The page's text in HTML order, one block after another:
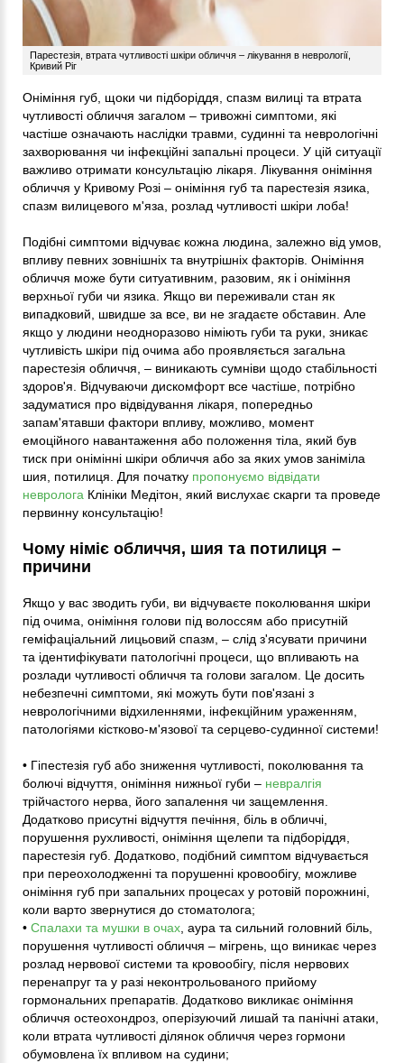
Парестезія, втрата чутливості шкіри обличчя – лікування в неврології,
Кривий Ріг
Оніміння губ, щоки чи підборіддя, спазм вилиці та втрата
чутливості обличчя загалом – тривожні симптоми, які
частіше означають наслідки травми, судинні та неврологічні
захворювання чи інфекційні запальні процеси. У цій ситуації
важливо отримати консультацію лікаря. Лікування оніміння
обличчя у Кривому Розі – оніміння губ та парестезія язика,
спазм вилицевого м'яза, розлад чутливості шкіри лоба!
Подібні симптоми відчуває кожна людина, залежно від умов,
впливу певних зовнішніх та внутрішніх факторів. Оніміння
обличчя може бути ситуативним, разовим, як і оніміння
верхньої губи чи язика. Якщо ви переживали стан як
випадковий, швидше за все, ви не згадаєте обставин. Але
якщо у людини неодноразово німіють губи та руки, зникає
чутливість шкіри під очима або проявляється загальна
парестезія обличчя, – виникають сумніви щодо стабільності
здоров'я. Відчуваючи дискомфорт все частіше, потрібно
задуматися про відвідування лікаря, попередньо
запам'ятавши фактори впливу, можливо, момент
емоційного навантаження або положення тіла, який був
тиск при онімінні шкіри обличчя або за яких умов заніміла
шия, потилиця. Для початку пропонуємо відвідати
невролога Клініки Медітон, який вислухає скарги та проведе
первинну консультацію!
Чому німіє обличчя, шия та потилиця –
причини
Якщо у вас зводить губи, ви відчуваєте поколювання шкіри
під очима, оніміння голови під волоссям або присутній
геміфаціальний лицьовий спазм, – слід з'ясувати причини
та ідентифікувати патологічні процеси, що впливають на
розлади чутливості обличчя та голови загалом. Це досить
небезпечні симптоми, які можуть бути пов'язані з
неврологічними відхиленнями, інфекційним ураженням,
патологіями кістково-м'язової та серцево-судинної системи!
• Гіпестезія губ або зниження чутливості, поколювання та
болючі відчуття, оніміння нижньої губи – невралгія
трійчастого нерва, його запалення чи защемлення.
Додатково присутні відчуття печіння, біль в обличчі,
порушення рухливості, оніміння щелепи та підборіддя,
парестезія губ. Додатково, подібний симптом відчувається
при переохолодженні та порушенні кровообігу, можливе
оніміння губ при запальних процесах у ротовій порожнині,
коли варто звернутися до стоматолога;
• Спалахи та мушки в очах , аура та сильний головний біль,
порушення чутливості обличчя – мігрень, що виникає через
розлад нервової системи та кровообігу, після нервових
перенапруг та у разі неконтрольованого прийому
гормональних препаратів. Додатково викликає оніміння
обличчя остеохондроз, оперізуючий лишай та панічні атаки,
коли втрата чутливості ділянок обличчя через гормони
обумовлена ​​їх впливом на судини;